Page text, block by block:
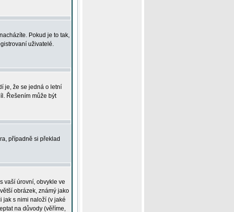
Pokud je to tak,
uživatelé.
je, že se jedná o letní
Řešením může být
případně si překlad
vaší úrovní, obvykle ve
obrázek, známý jako
jak s nimi naloží (v jaké
na důvody (věříme,